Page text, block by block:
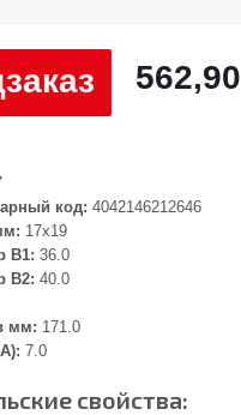
код: 4042146212646
17x19
В1: 36.0
В2: 40.0
мм: 171.0
7.0
свойства: